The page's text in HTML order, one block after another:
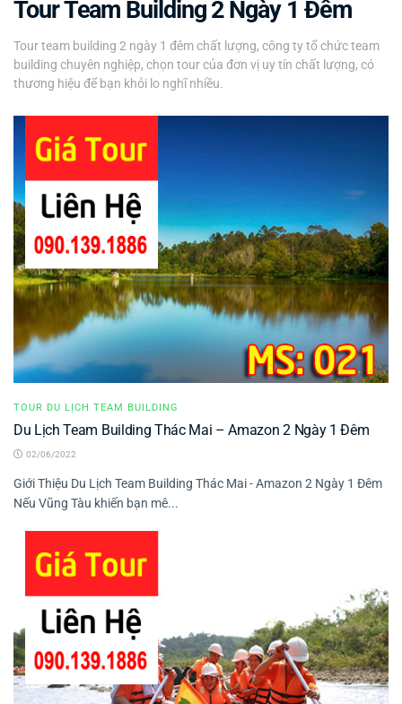
Tour Team Building 2 Ngày 1 Đêm
Tour team building 2 ngày 1 đêm chất lượng, công ty tổ chức team
building chuyên nghiệp, chọn tour của đơn vị uy tín chất lượng, có
thương hiệu để bạn khỏi lo nghĩ nhiều.
TOUR DU LỊCH TEAM BUILDING
Du Lịch Team Building Thác Mai – Amazon 2 Ngày 1 Đêm
02/06/2022
Giới Thiệu Du Lịch Team Building Thác Mai - Amazon 2 Ngày 1 Đêm
Nếu Vũng Tàu khiến bạn mê...